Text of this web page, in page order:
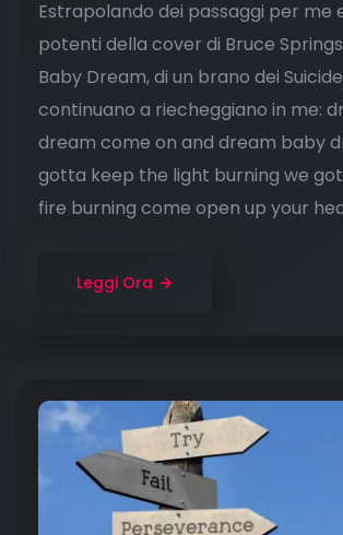
Estrapolando dei passaggi per me
potenti della cover di Bruce
Baby Dream, di un brano dei
continuano a riecheggiano in me:
dream come on and dream baby
gotta keep the light burning we
fire burning come open up your
Leggi Ora